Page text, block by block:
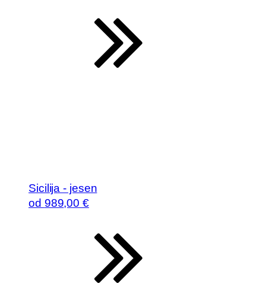
Sicilija - jesen
od 989,00 €